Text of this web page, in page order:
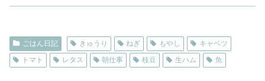
ごはん日記 きゅうり ねぎ もやし
キャベツ
トマト
レタス 朝仕事 枝豆 生ハム 魚